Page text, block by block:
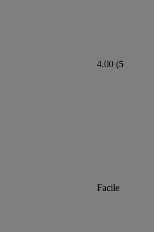
4.00 (5
Facile